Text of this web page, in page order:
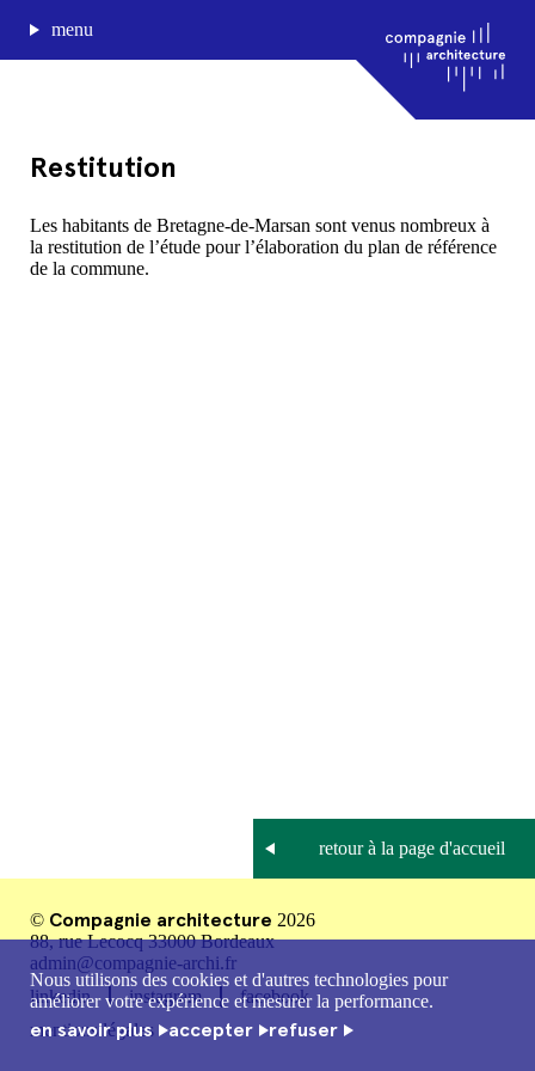
Nous utilisons des cookies et d'autres technologies pour
améliorer votre expérience et mesurer la performance.
en savoir plus accepter refuser
menu
journal de bord
projets
approche
Restitution
Les habitants de Bretagne-de-Marsan sont venus nombreux à
la restitution de l’étude pour l’élaboration du plan de référence
de la commune.
© Compagnie architecture 2026
88, rue Lecocq 33000 Bordeaux
admin@compagnie-archi.fr
linkedin
instagram
facebook
mentions légales